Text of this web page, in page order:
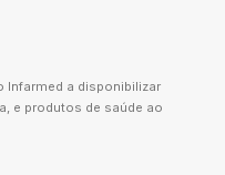
Infarmed a disponibilizar
e produtos de saúde ao